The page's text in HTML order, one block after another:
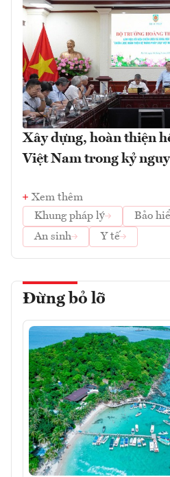
Xây dựng, hoàn thiện
Việt Nam trong kỷ
Xem thêm
Khung pháp lý
Bảo
An sinh
Y tế
Đừng bỏ lỡ